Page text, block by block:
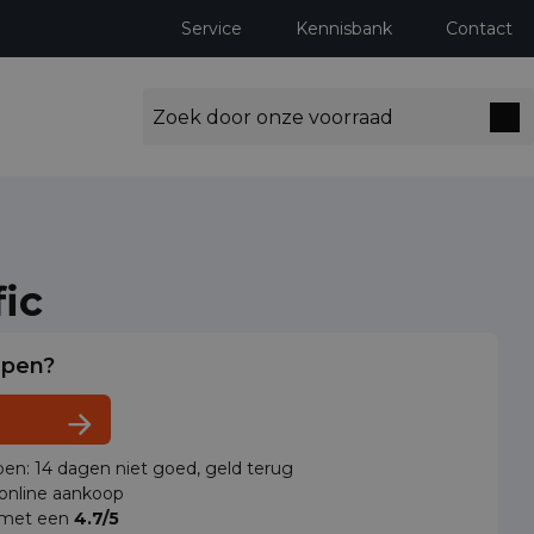
Service Kennisbank Contact
14 dagen niet goed, geld terug
aankoop
een 4.7/5